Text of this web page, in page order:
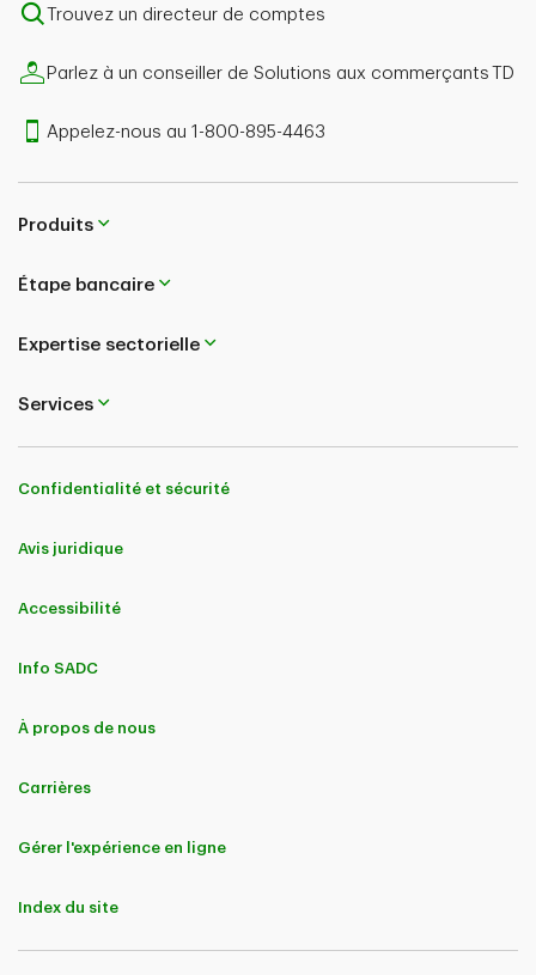
Trouvez un directeur de comptes
Parlez à un conseiller de Solutions aux commerçants TD
Appelez-nous au 1-800-895-4463
Produits
Étape bancaire
Expertise sectorielle
Services
Confidentialité et sécurité
Avis juridique
Accessibilité
Info SADC
À propos de nous
Carrières
Gérer l'expérience en ligne
Index du site